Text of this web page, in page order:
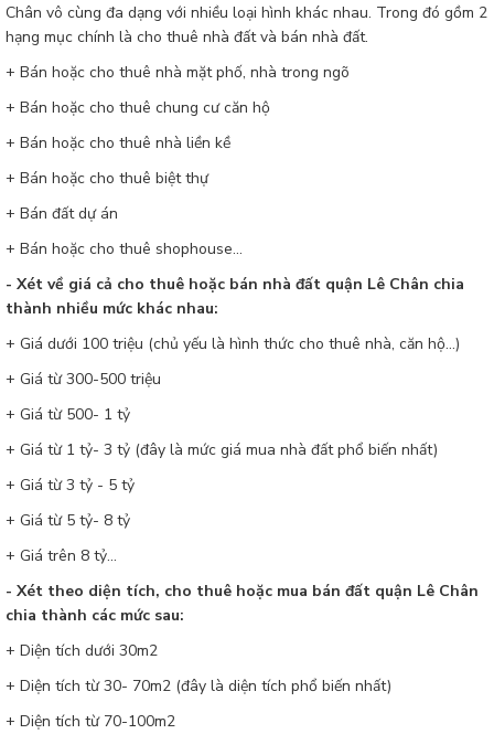
Chân vô cùng đa dạng với nhiều loại hình khác nhau. Trong đó gồm 2
hạng mục chính là cho thuê nhà đất và bán nhà đất.
+ Bán hoặc cho thuê nhà mặt phố, nhà trong ngõ
+ Bán hoặc cho thuê chung cư căn hộ
+ Bán hoặc cho thuê nhà liền kề
+ Bán hoặc cho thuê biệt thự
+ Bán đất dự án
+ Bán hoặc cho thuê shophouse...
- Xét về giá cả cho thuê hoặc bán nhà đất quận Lê Chân chia
thành nhiều mức khác nhau:
+ Giá dưới 100 triệu (chủ yếu là hình thức cho thuê nhà, căn hộ...)
+ Giá từ 300-500 triệu
+ Giá từ 500- 1 tỷ
+ Giá từ 1 tỷ- 3 tỷ (đây là mức giá mua nhà đất phổ biến nhất)
+ Giá từ 3 tỷ - 5 tỷ
+ Giá từ 5 tỷ- 8 tỷ
+ Giá trên 8 tỷ...
- Xét theo diện tích, cho thuê hoặc mua bán đất quận Lê Chân
chia thành các mức sau:
+ Diện tích dưới 30m2
+ Diện tích từ 30- 70m2 (đây là diện tích phổ biến nhất)
+ Diện tích từ 70-100m2